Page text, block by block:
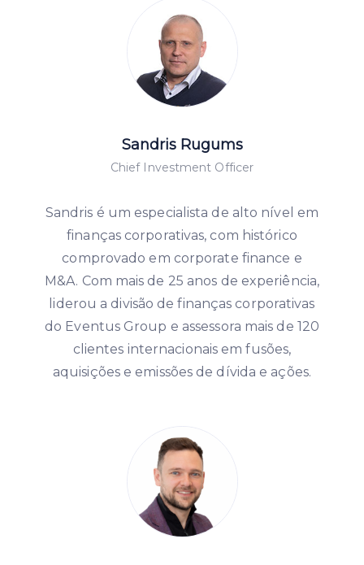
Sandris Rugums
Chief Investment Officer
Sandris é um especialista de alto nível em
finanças corporativas, com histórico
comprovado em corporate finance e
M&A. Com mais de 25 anos de experiência,
liderou a divisão de finanças corporativas
do Eventus Group e assessora mais de 120
clientes internacionais em fusões,
aquisições e emissões de dívida e ações.